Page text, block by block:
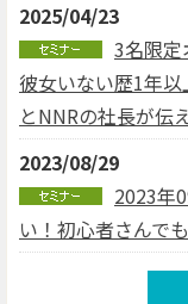
2025/04/23
3名限定
彼女いない歴1年
とNNRの社長が伝
2023/08/29
2023年
い！初心者さんで